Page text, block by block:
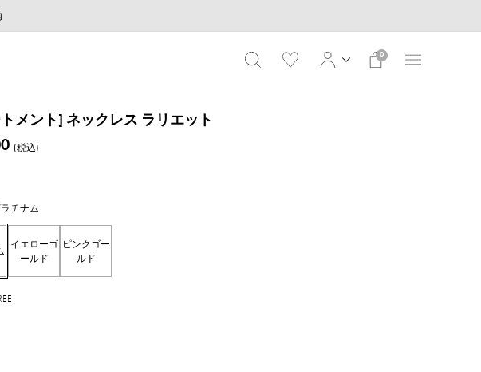
について
について
0
メント] ネックレス ラリエット
(税込)
チナム
イエローゴ
ールド
ピンクゴー
ルド